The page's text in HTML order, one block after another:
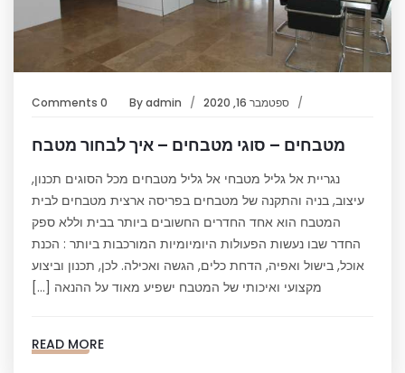
ספטמבר 16, 2020 Byadmin
0 Comments
מטבחים – סוגי מטבחים – איך לבחור מטבח
נגריית אל גליל מטבחי אל גליל מטבחים מכל הסוגים תכנון,
עיצוב, בניה והתקנה של מטבחים בפריסה ארצית מטבחים לבית
המטבח הוא אחד החדרים החשובים ביותר בבית וללא ספק
החדר שבו נעשות הפעולות היומיומיות המורכבות ביותר : הכנת
אוכל, בישול ואפיה, הדחת כלים, הגשה ואכילה. לכן, תכנון וביצוע
מקצועי ואיכותי של המטבח ישפיע מאוד על ההנאה […]
READ MORE